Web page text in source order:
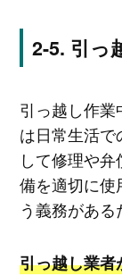
引っ
引っ越し作
は日常生活で
して修理や
備を適切に使
う義務がある
引っ越し業者